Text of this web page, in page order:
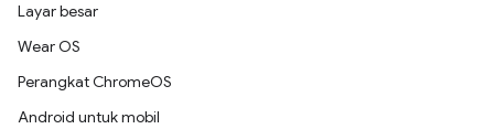
Layar besar
Wear OS
Perangkat ChromeOS
Android untuk mobil